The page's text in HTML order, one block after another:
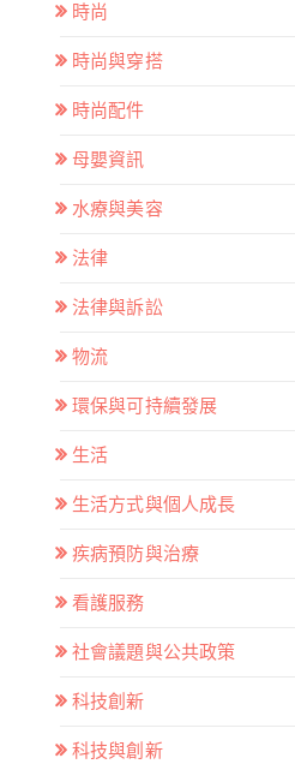
時尚
時尚與穿搭
時尚配件
母嬰資訊
水療與美容
法律
法律與訴訟
物流
環保與可持續發展
生活
生活方式與個人成長
疾病預防與治療
看護服務
社會議題與公共政策
科技創新
科技與創新